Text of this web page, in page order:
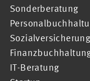
Sonderberatung
Sozialversicherung
IT-Beratung